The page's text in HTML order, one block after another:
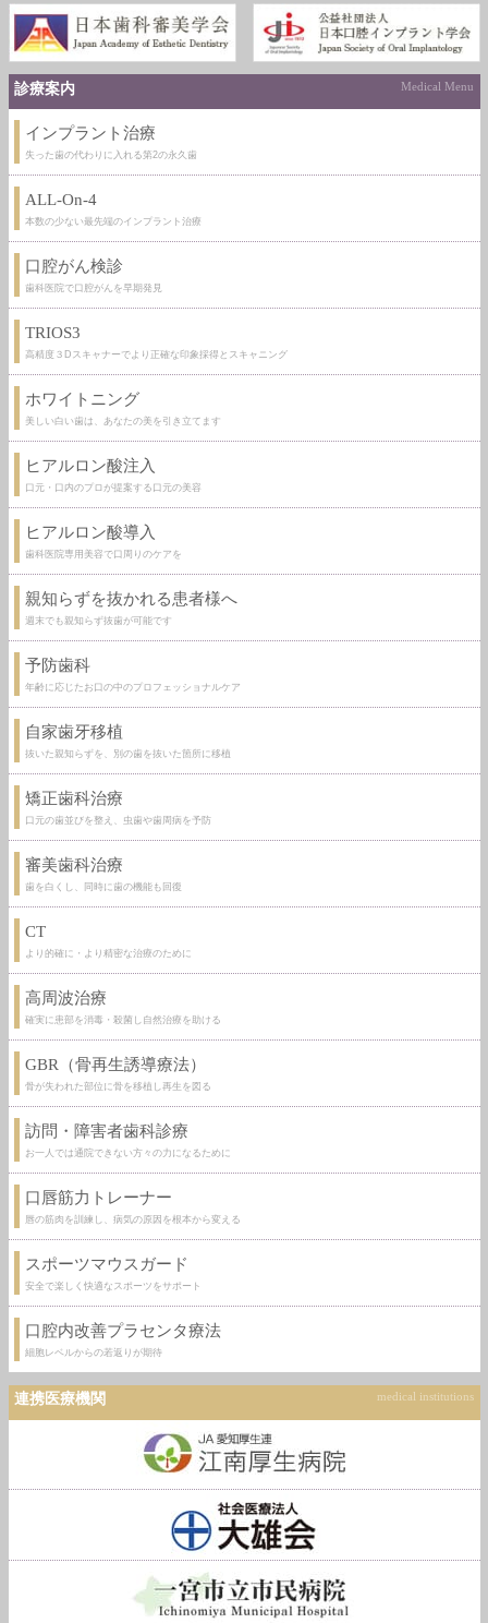
診療案内 Medical Menu
インプラント治療
失った歯の代わりに入れる第2の永久歯
ALL-On-4
本数の少ない最先端のインプラント治療
口腔がん検診
歯科医院で口腔がんを早期発見
TRIOS3
高精度３Dスキャナーでより正確な印象採得とスキャニング
ホワイトニング
美しい白い歯は、あなたの美を引き立てます
ヒアルロン酸注入
口元・口内のプロが提案する口元の美容
ヒアルロン酸導入
歯科医院専用美容で口周りのケアを
親知らずを抜かれる患者様へ
週末でも親知らず抜歯が可能です
予防歯科
年齢に応じたお口の中のプロフェッショナルケア
自家歯牙移植
抜いた親知らずを、別の歯を抜いた箇所に移植
矯正歯科治療
口元の歯並びを整え、虫歯や歯周病を予防
審美歯科治療
歯を白くし、同時に歯の機能も回復
CT
より的確に・より精密な治療のために
高周波治療
確実に患部を消毒・殺菌し自然治療を助ける
GBR（骨再生誘導療法）
骨が失われた部位に骨を移植し再生を図る
訪問・障害者歯科診療
お一人では通院できない方々の力になるために
口唇筋力トレーナー
唇の筋肉を訓練し、病気の原因を根本から変える
スポーツマウスガード
安全で楽しく快適なスポーツをサポート
口腔内改善プラセンタ療法
細胞レベルからの若返りが期待
連携医療機関 medical institutions